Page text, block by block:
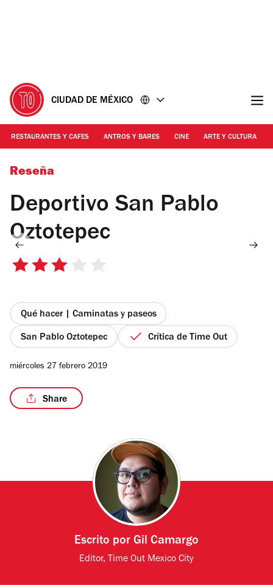
CIUDAD DE MÉXICO
RESTAURANTES Y CAFES ANTROS Y BARES CINE ARTE Y CULTURA
Foto: Alejandra Carbajal
Reseña
Deportivo San Pablo
Oztotepec
3
estrellas
Qué hacer | Caminatas y paseos
San Pablo Oztotepec Crítica de Time Out
miércoles 27 febrero 2019
Share
Escrito por Gil Camargo
Editor, Time Out Mexico City